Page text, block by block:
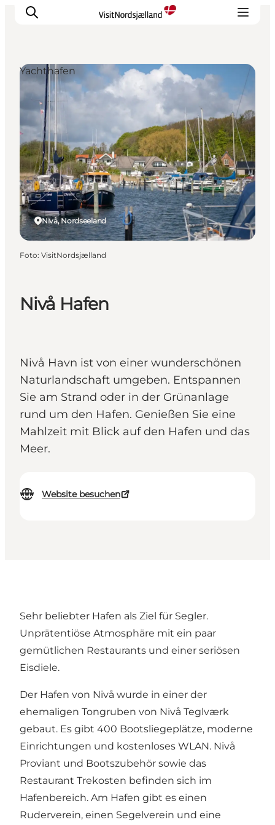
Highlights
Erlebnisse
Geschmack
Unterkünfte
Städte
Reiseplanung
Nivå Hafen
Nivå Havn ist von einer wunderschönen
Naturlandschaft umgeben. Entspannen
Sie am Strand oder in der Grünanlage
rund um den Hafen. Genießen Sie eine
Mahlzeit mit Blick auf den Hafen und das
Meer.
Website besuchen
Nivå, Nordseeland
Yachthafen
Foto: VisitNordsjælland
Sehr beliebter Hafen als Ziel für Segler.
Unprätentiöse Atmosphäre mit ein paar
gemütlichen Restaurants und einer seriösen
Eisdiele.
Der Hafen von Nivå wurde in einer der
ehemaligen Tongruben von Nivå Teglværk
gebaut. Es gibt 400 Bootsliegeplätze, moderne
Einrichtungen und kostenloses WLAN. Nivå
Proviant und Bootszubehör sowie das
Restaurant Trekosten befinden sich im
Hafenbereich. Am Hafen gibt es einen
Ruderverein, einen Segelverein und eine